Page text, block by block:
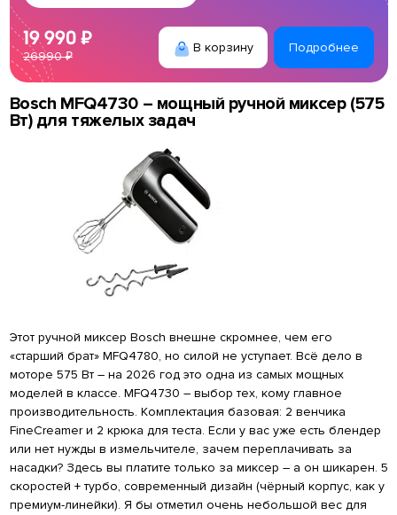
26990 ₽
19 990 ₽ В корзину Подробнее
Bosch MFQ4730 – мощный ручной миксер (575
Вт) для тяжелых задач
Этот ручной миксер Bosch внешне скромнее, чем его
«старший брат» MFQ4780, но силой не уступает. Всё дело в
моторе 575 Вт – на 2026 год это одна из самых мощных
моделей в классе. MFQ4730 – выбор тех, кому главное
производительность. Комплектация базовая: 2 венчика
FineCreamer и 2 крюка для теста. Если у вас уже есть блендер
или нет нужды в измельчителе, зачем переплачивать за
насадки? Здесь вы платите только за миксер – а он шикарен. 5
скоростей + турбо, современный дизайн (чёрный корпус, как у
премиум-линейки). Я бы отметил очень небольшой вес для